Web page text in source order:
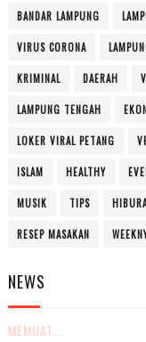
BANDAR LAMPUNG
VIRUS CORONA
KRIMINAL DAERAH
LAMPUNG TENGAH
LOKER VIRAL PETANG
ISLAM HEALTHY
MUSIK TIPS
RESEP MASAKAN
NEWS
MEMUAT...